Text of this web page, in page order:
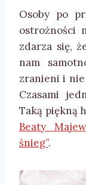
Osoby po
ostrożności
zdarza się,
nam
zranieni i
Czasami
Taką piękną
Beaty
śnieg”.